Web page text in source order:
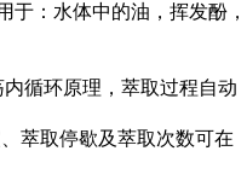
于：水体中的油， 挥发酚，
循环原理，萃取过程自动
萃取停歇及萃取次数可在